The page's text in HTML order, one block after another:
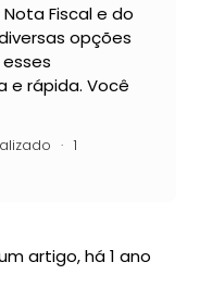
Fiscal e do
opções
e rápida. Você
1
artigo,há 1 ano